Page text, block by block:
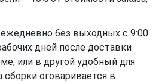
без выходных с 9:00
дней после доставки
или в другой удобный для
сборки оговаривается в